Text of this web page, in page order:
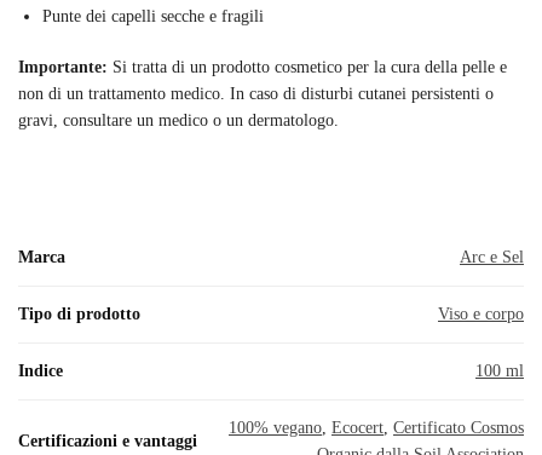
Punte dei capelli secche e fragili
Importante: Si tratta di un prodotto cosmetico per la cura della pelle e
non di un trattamento medico. In caso di disturbi cutanei persistenti o
gravi, consultare un medico o un dermatologo.
Marca Arc e Sel
Tipo di prodotto Viso e corpo
Indice 100 ml
Certificazioni e vantaggi
100% vegano, Ecocert, Certificato Cosmos